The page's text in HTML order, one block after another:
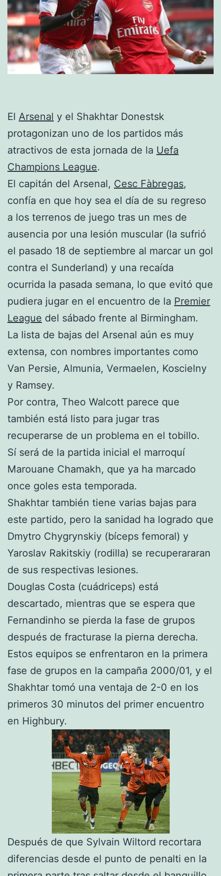
El Arsenal y el Shakhtar Donestsk
protagonizan uno de los partidos más
atractivos de esta jornada de la Uefa
Champions League.
El capitán del Arsenal, Cesc Fàbregas,
confía en que hoy sea el día de su regreso
a los terrenos de juego tras un mes de
ausencia por una lesión muscular (la sufrió
el pasado 18 de septiembre al marcar un gol
contra el Sunderland) y una recaída
ocurrida la pasada semana, lo que evitó que
pudiera jugar en el encuentro de la Premier
League del sábado frente al Birmingham.
La lista de bajas del Arsenal aún es muy
extensa, con nombres importantes como
Van Persie, Almunia, Vermaelen, Koscielny
y Ramsey.
Por contra, Theo Walcott parece que
también está listo para jugar tras
recuperarse de un problema en el tobillo.
Sí será de la partida inicial el marroquí
Marouane Chamakh, que ya ha marcado
once goles esta temporada.
Shakhtar también tiene varias bajas para
este partido, pero la sanidad ha logrado que
Dmytro Chygrynskiy (bíceps femoral) y
Yaroslav Rakitskiy (rodilla) se recuperararan
de sus respectivas lesiones.
Douglas Costa (cuádriceps) está
descartado, mientras que se espera que
Fernandinho se pierda la fase de grupos
después de fracturase la pierna derecha.
Estos equipos se enfrentaron en la primera
fase de grupos en la campaña 2000/01, y el
Shakhtar tomó una ventaja de 2-0 en los
primeros 30 minutos del primer encuentro
en Highbury.
Después de que Sylvain Wiltord recortara
diferencias desde el punto de penalti en la